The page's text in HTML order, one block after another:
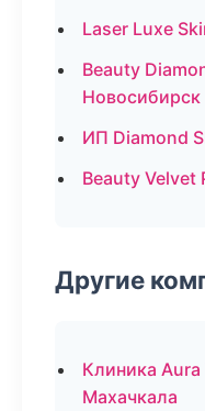
Laser Luxe
Beauty
Новосибирск
ИП Diamond
Beauty
Другие
Клиника
Махачкала